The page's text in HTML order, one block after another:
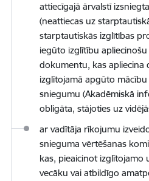
attiecīgajā ārvalstī
(neattiecas uz
starptautiskās izglītības
iegūto izglītību
dokumentu, kas apliecina
izglītojamā apgūto
sniegumu (Akadēmiskā
obligāta, stājoties uz
ar vadītāja rīkojumu
snieguma vērtēšanas
kas, pieaicinot izglītojamo
vecāku vai atbildīgo